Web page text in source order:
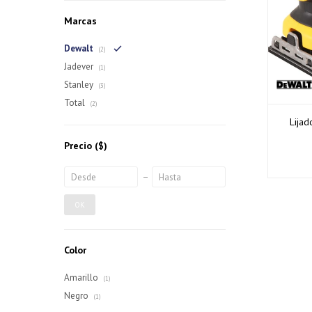
Marcas
Dewalt (2)
Jadever (1)
Stanley (3)
Total (2)
Precio ($)
OK
Color
Amarillo (1)
Negro (1)